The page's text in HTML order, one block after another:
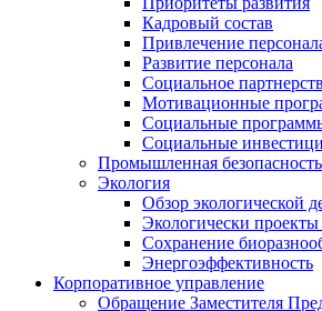
Кадровый состав
Привлечение
Развитие персонала
Социальное
Мотивационные
Социальные
Социальные
Промышленная безопасность
Экология
Обзор экологической
Экологически проекты
Сохранение
Энергоэффективность
Корпоративное управление
Обращение Заместителя